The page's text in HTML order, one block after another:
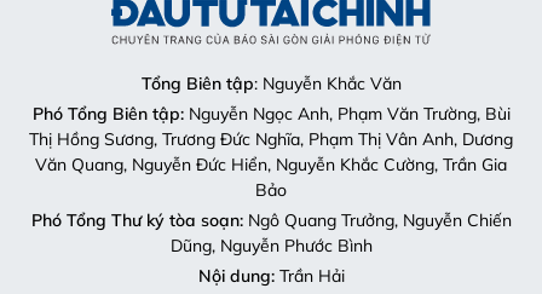
Tổng Biên tập: Nguyễn Khắc Văn
Phó Tổng Biên tập:Nguyễn Ngọc Anh, Phạm Văn Trường, Bùi
Thị Hồng Sương, Trương Đức Nghĩa, Phạm Thị Vân Anh, Dương
Văn Quang, Nguyễn Đức Hiển, Nguyễn Khắc Cường, Trần Gia
Bảo
Phó Tổng Thư ký tòa soạn:Ngô Quang Trưởng, Nguyễn Chiến
Dũng, Nguyễn Phước Bình
Nội dung:Trần Hải